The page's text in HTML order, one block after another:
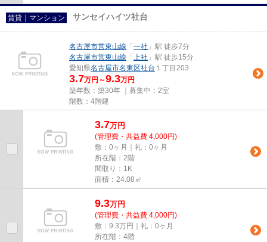
賃貸｜マンション サンセイハイツ社台
名古屋市営東山線 「 一社 」駅 徒歩7分
名古屋市営東山線 「 上社 」駅 徒歩15分
愛知県名古屋市名東区社台 １丁目203
3.7万円～9.3万円
築年数：築30年 ｜募集中： 2室
階数：4階建
3.7万円
(管理費・共益費 4,000円)
敷：0ヶ月｜礼：0ヶ月
所在階：2階
間取り：1K
面積：24.08㎡
9.3万円
(管理費・共益費 4,000円)
敷：9.3万円｜礼：0ヶ月
所在階：4階